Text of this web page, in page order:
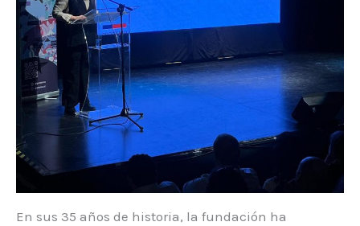
En sus 35 años de historia, la fundación ha